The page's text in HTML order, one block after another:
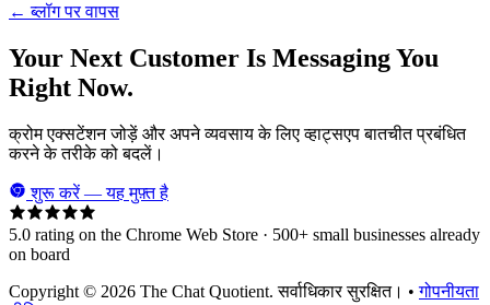
← ब्लॉग पर वापस
Your Next Customer Is Messaging You
Right Now.
क्रोम एक्सटेंशन जोड़ें और अपने व्यवसाय के लिए व्हाट्सएप बातचीत प्रबंधित
करने के तरीके को बदलें।
शुरू करें — यह मुफ़्त है
5.0 rating on the Chrome Web Store · 500+ small businesses already
on board
Copyright © 2026 The Chat Quotient. सर्वाधिकार सुरक्षित। •गोपनीयता